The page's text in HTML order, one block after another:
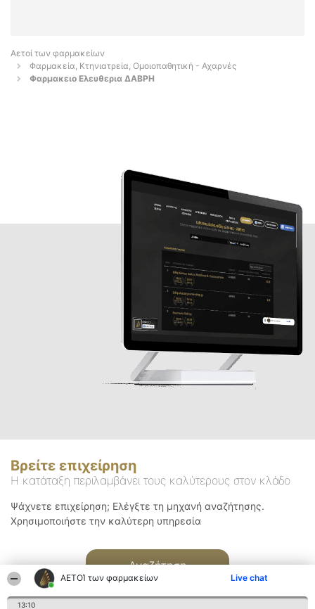
ΑΕΤΟΊ των φαρμακείων Live chat
13:10
Αετοί των φαρμακείων
Φαρμακεία, Κτηνιατρεία, Ομοιοπαθητική - Αχαρνές
Φαρμακειο Ελευθερια ΔΑΒΡΗ
Βρείτε επιχείρηση
Η κατάταξη περιλαμβάνει τους καλύτερους στον κλάδο
Ψάχνετε επιχείρηση; Ελέγξτε τη μηχανή αναζήτησης.
Χρησιμοποιήστε την καλύτερη υπηρεσία
Αναζήτηση